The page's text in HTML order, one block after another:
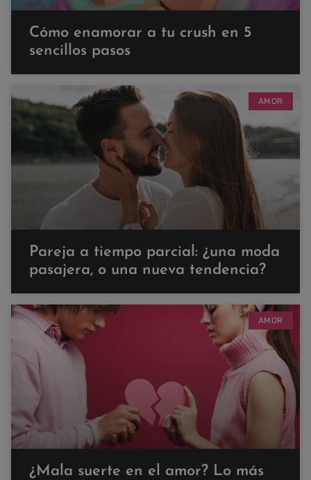
Cómo enamorar a tu crush en 5
sencillos pasos
AMOR
Pareja a tiempo parcial: ¿una moda
pasajera, o una nueva tendencia?
AMOR
¿Mala suerte en el amor? Lo más